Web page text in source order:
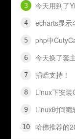
今天用到了Yii
echarts显示
php中
今天换了套
捐赠支持！
Linux下安装
Linux时间戳
哈佛推荐的